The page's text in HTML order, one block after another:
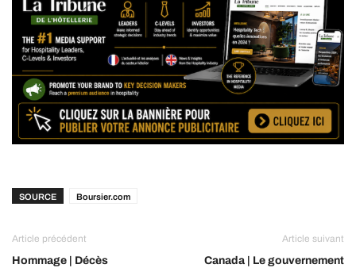
SOURCE Boursier.com
Article précédent
Hommage | Décès
Article suivant
Canada | Le gouvernement